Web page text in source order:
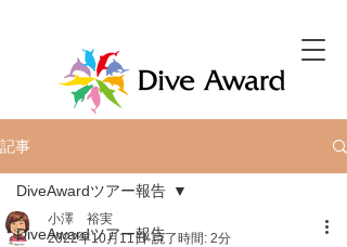
記事
DiveAwardツアー報告
DiveAwardツアー報告
小澤 裕実
2022年10月11日 読了時間: 2分